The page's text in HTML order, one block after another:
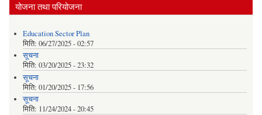
योजना तथा परियोजना
Education Sector Plan
मिति: 06/27/2025 - 02:57
सूचना
मिति: 03/20/2025 - 23:32
सूचना
मिति: 01/20/2025 - 17:56
सूचना
मिति: 11/24/2024 - 20:45